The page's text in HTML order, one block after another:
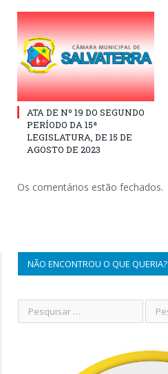
ATA DE Nº 19 DO SEGUNDO
PERÍODO DA 15ª
LEGISLATURA, DE 15 DE
AGOSTO DE 2023
Os comentários estão fechados.
NÃO ENCONTROU O QUE QUERIA?